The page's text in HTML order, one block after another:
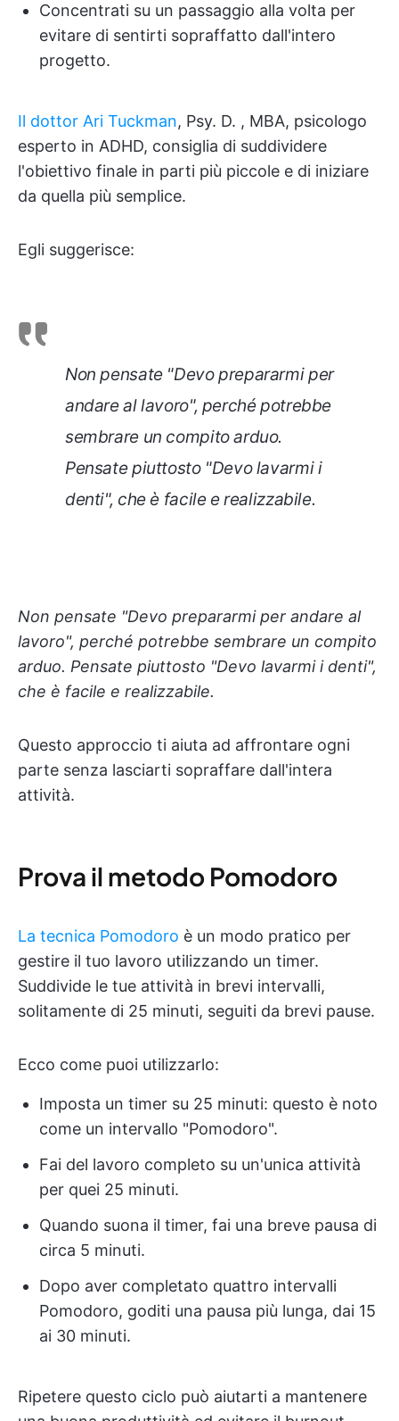
Concentrati su un passaggio alla volta per
evitare di sentirti sopraffatto dall'intero
progetto.
Il dottor Ari Tuckman, Psy. D. , MBA, psicologo
esperto in ADHD, consiglia di suddividere
l'obiettivo finale in parti più piccole e di iniziare
da quella più semplice.
Egli suggerisce:
Non pensate "Devo prepararmi per
andare al lavoro", perché potrebbe
sembrare un compito arduo.
Pensate piuttosto "Devo lavarmi i
denti", che è facile e realizzabile.
Non pensate "Devo prepararmi per andare al
lavoro", perché potrebbe sembrare un compito
arduo. Pensate piuttosto "Devo lavarmi i denti",
che è facile e realizzabile.
Questo approccio ti aiuta ad affrontare ogni
parte senza lasciarti sopraffare dall'intera
attività.
Prova il metodo Pomodoro
La tecnica Pomodoro è un modo pratico per
gestire il tuo lavoro utilizzando un timer.
Suddivide le tue attività in brevi intervalli,
solitamente di 25 minuti, seguiti da brevi pause.
Ecco come puoi utilizzarlo:
Imposta un timer su 25 minuti: questo è noto
come un intervallo "Pomodoro".
Fai del lavoro completo su un'unica attività
per quei 25 minuti.
Quando suona il timer, fai una breve pausa di
circa 5 minuti.
Dopo aver completato quattro intervalli
Pomodoro, goditi una pausa più lunga, dai 15
ai 30 minuti.
Ripetere questo ciclo può aiutarti a mantenere